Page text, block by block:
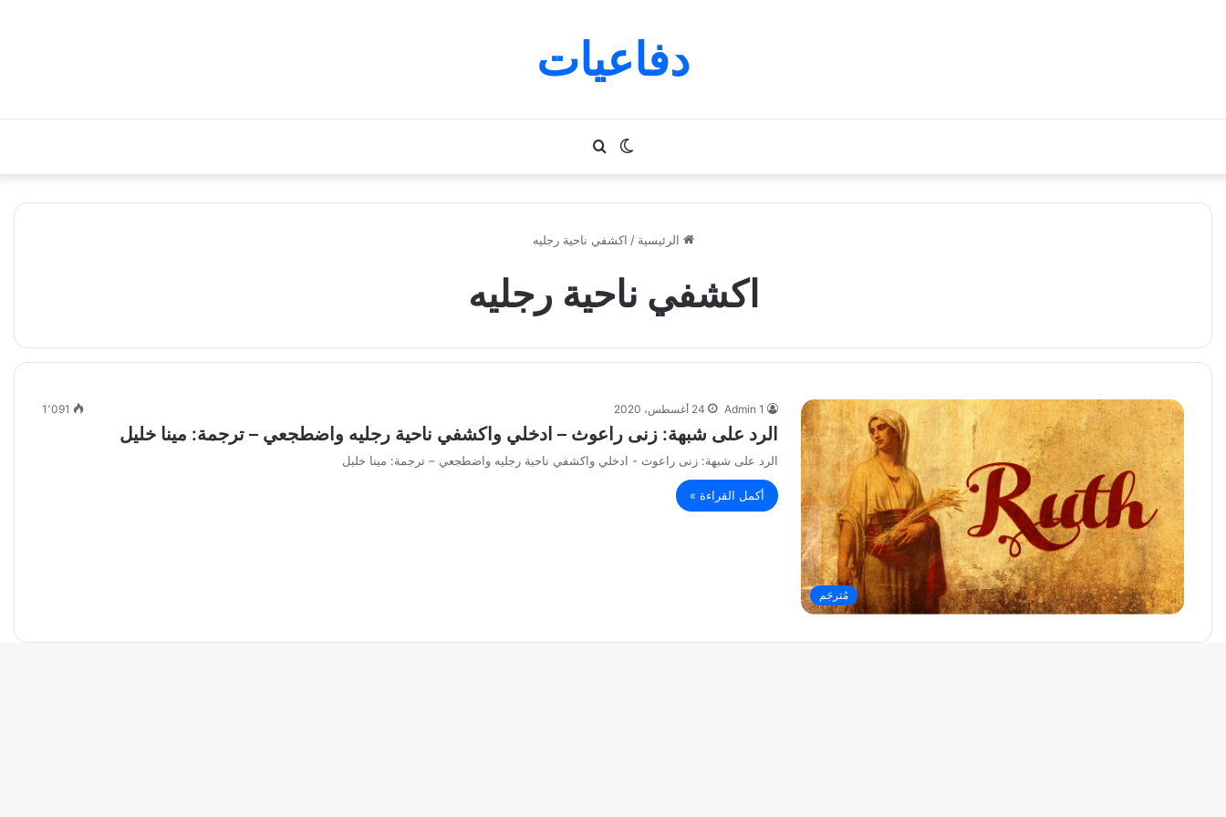
دفاعيات
بحث
عن
الوضع
المظلم
الرئيسية / اكشفي ناحية رجليه
اكشفي ناحية رجليه
مُترجَم
Admin 1 24 أغسطس، 2020 1٬091
الرد على شبهة: زنى راعوث – ادخلي واكشفي ناحية رجليه واضطجعي – ترجمة: مينا خليل
الرد على شبهة: زنى راعوث - ادخلي واكشفي ناحية رجليه واضطجعي – ترجمة: مينا خليل
أكمل القراءة »